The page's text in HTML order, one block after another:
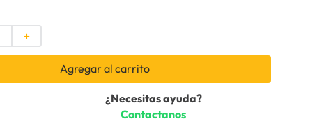
＋
Agregar al carrito
¿Necesitas ayuda?
Contactanos